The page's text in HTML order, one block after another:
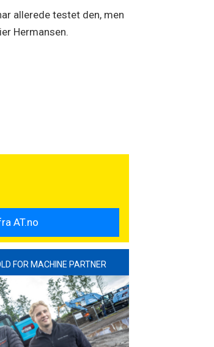
allerede testet den, men
Hermansen.
FOR MACHINE PARTNER